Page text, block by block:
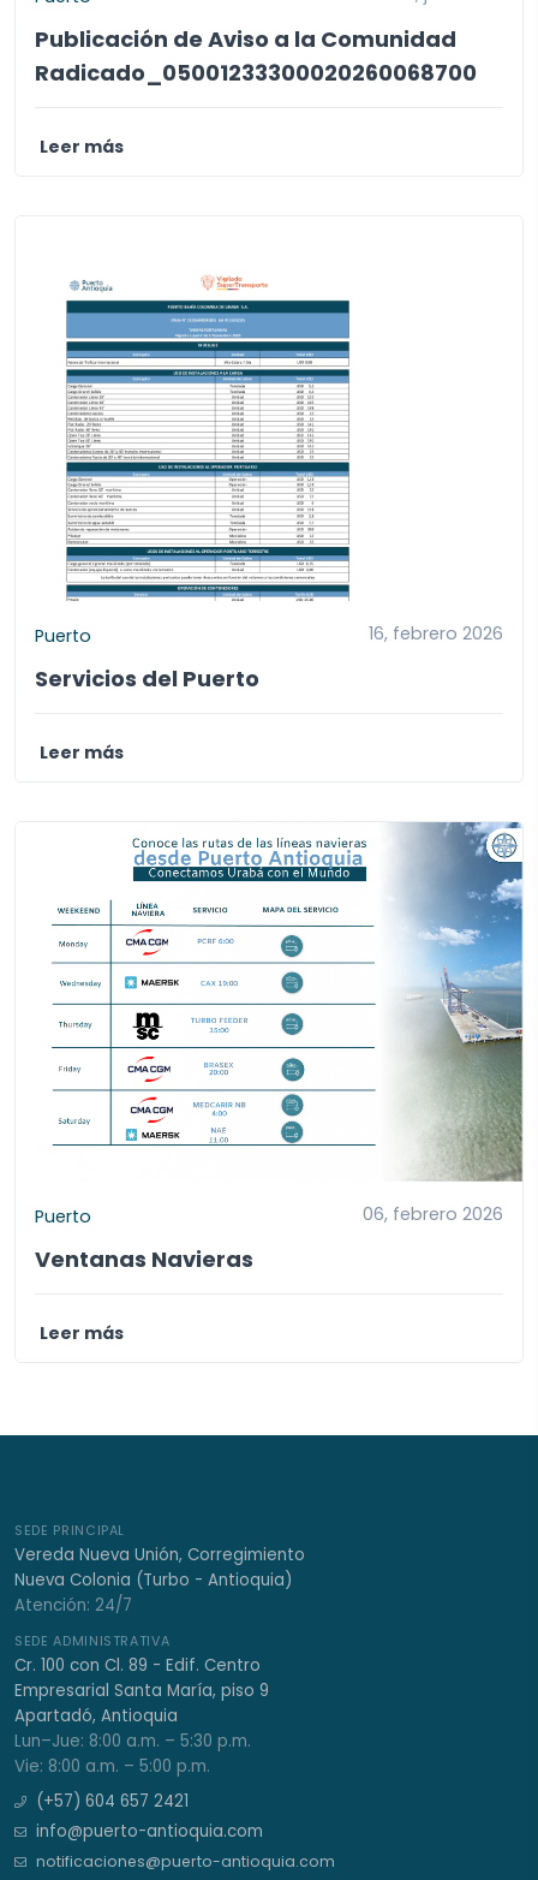
Publicación de Aviso a la Comunidad
Radicado_05001233300020260068700
Leer más
16, febrero 2026
Puerto
Servicios del Puerto
Leer más
06, febrero 2026
Puerto
Ventanas Navieras
Leer más
SEDE PRINCIPAL
Vereda Nueva Unión, Corregimiento
Nueva Colonia (Turbo - Antioquia)
Atención: 24/7
SEDE ADMINISTRATIVA
Cr. 100 con Cl. 89 - Edif. Centro
Empresarial Santa María, piso 9
Apartadó, Antioquia
Lun–Jue: 8:00 a.m. – 5:30 p.m.
Vie: 8:00 a.m. – 5:00 p.m.
(+57) 604 657 2421
info@puerto-antioquia.com
notificaciones@puerto-antioquia.com